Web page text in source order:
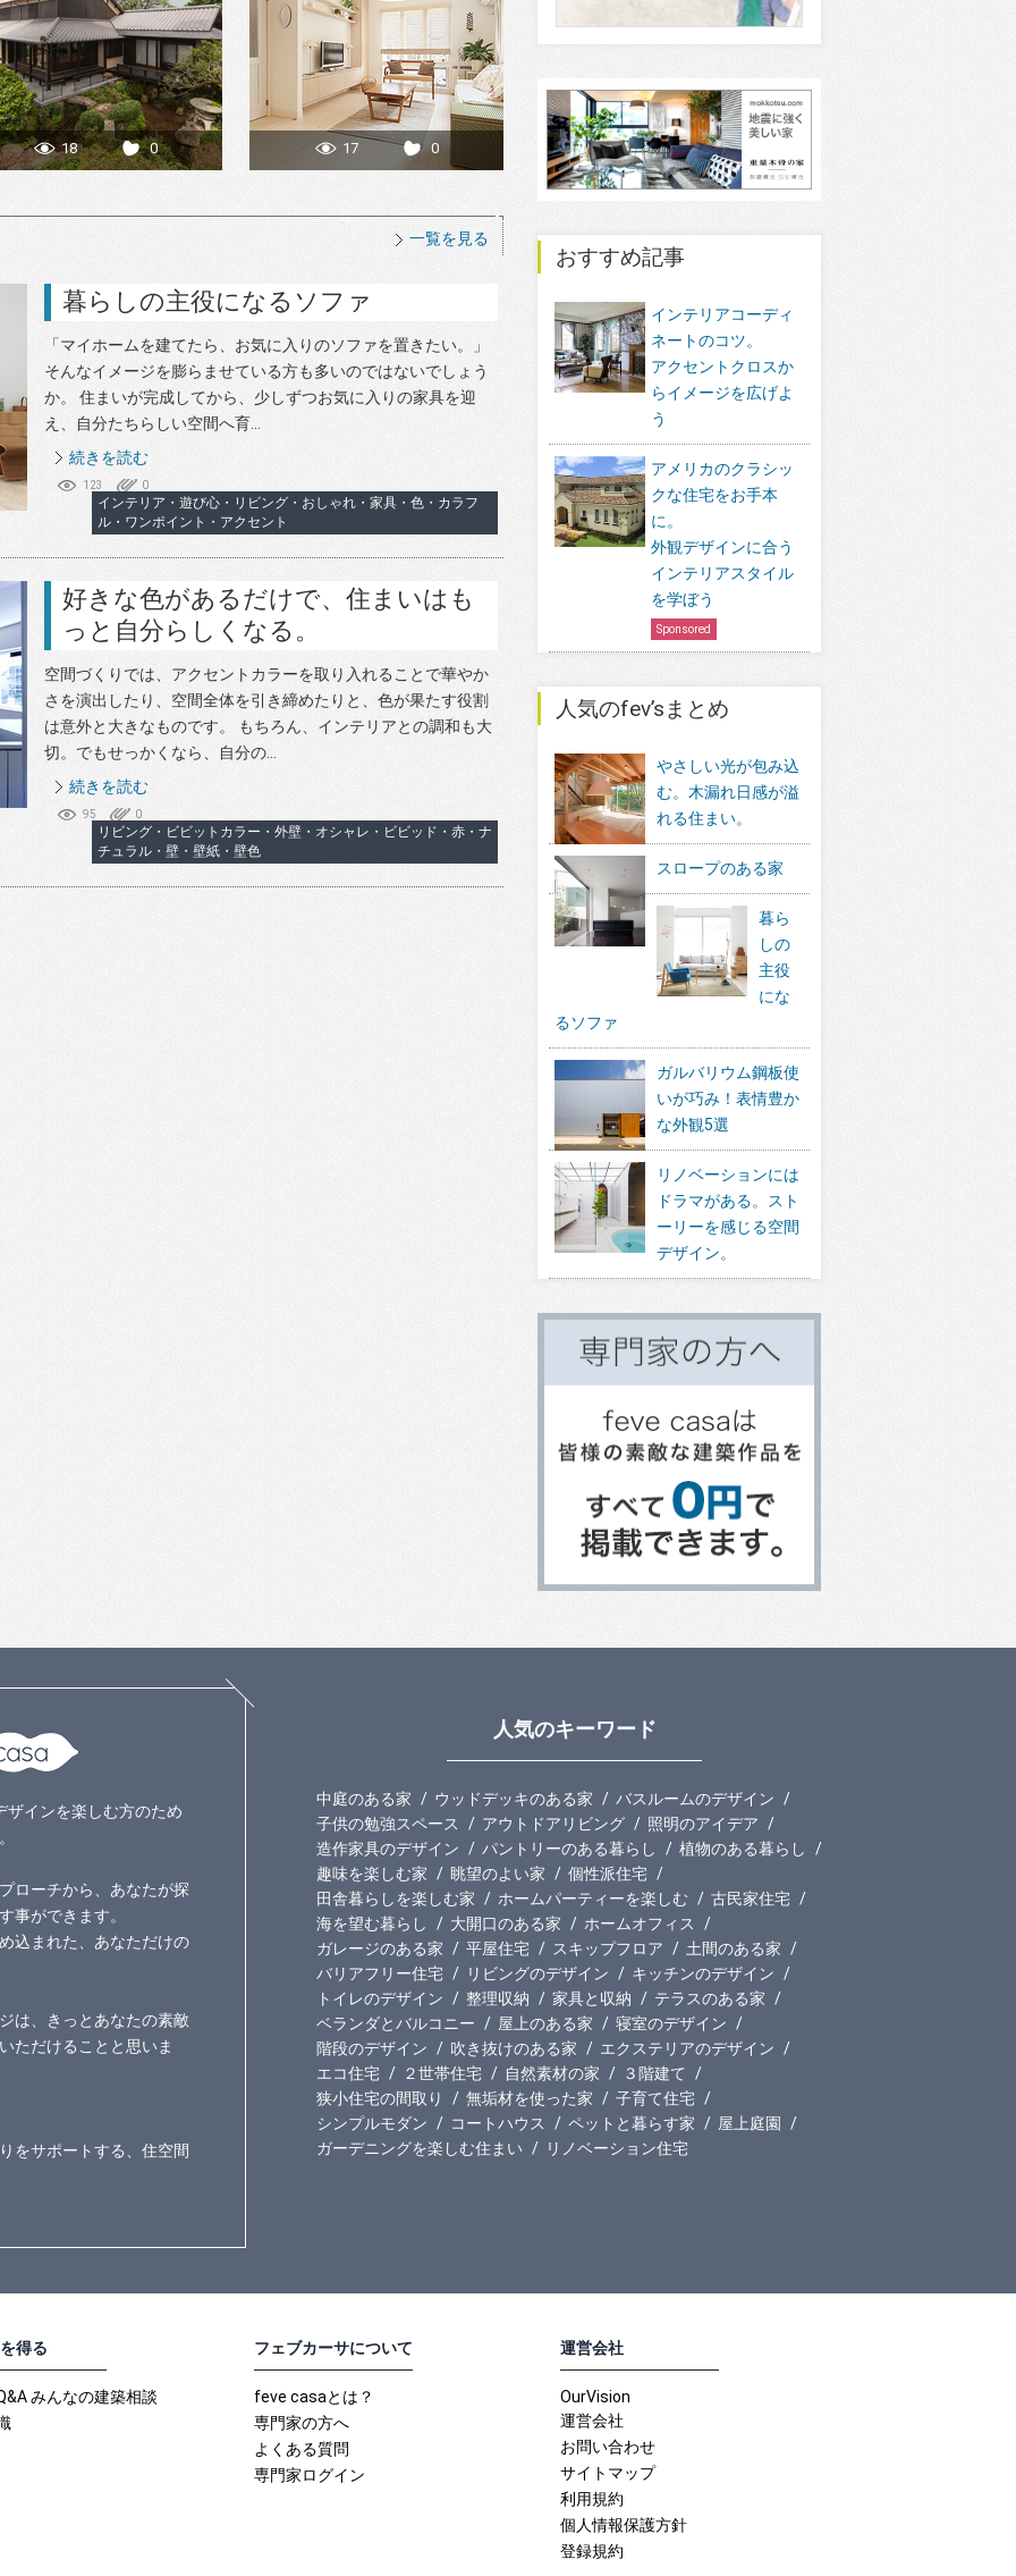
18 0 17 0
一覧を見る
暮らしの主役になるソファ
「マイホームを建てたら、お気に入りのソファを置きたい。」
そんなイメージを膨らませている方も多いのではないでしょう
か。 住まいが完成してから、少しずつお気に入りの家具を迎
え、自分たちらしい空間へ育...
続きを読む
123 0
インテリア・遊び心・リビング・おしゃれ・家具・色・カラフ
ル・ワンポイント・アクセント
好きな色があるだけで、住まいはも
っと自分らしくなる。
空間づくりでは、アクセントカラーを取り入れることで華やか
さを演出したり、空間全体を引き締めたりと、色が果たす役割
は意外と大きなものです。 もちろん、インテリアとの調和も大
切。でもせっかくなら、自分の...
続きを読む
95 0
リビング・ビビットカラー・外壁・オシャレ・ビビッド・赤・ナ
チュラル・壁・壁紙・壁色
おすすめ記事
インテリアコーディ
ネートのコツ。
アクセントクロスか
らイメージを広げよ
う
アメリカのクラシッ
クな住宅をお手本
に。
外観デザインに合う
インテリアスタイル
を学ぼう
Sponsored
人気のfev’sまとめ
やさしい光が包み込
む。木漏れ日感が溢
れる住まい。
スロープのある家
暮ら
しの
主役
にな
るソファ
ガルバリウム鋼板使
いが巧み！表情豊か
な外観5選
リノベーションには
ドラマがある。スト
ーリーを感じる空間
デザイン。
インを楽しむ方のため
ローチから、あなたが探
事ができます。
込まれた、あなただけの
は、きっとあなたの素敵
ただけることと思いま
をサポートする、住空間
人気のキーワード
中庭のある家 ウッドデッキのある家
バスルームのデザイン
子供の勉強スペース
アウトドアリビング
照明のアイデア
造作家具のデザイン
パントリーのある暮らし
植物のある暮らし
趣味を楽しむ家
眺望のよい家
個性派住宅
田舎暮らしを楽しむ家
ホームパーティーを楽しむ
古民家住宅
海を望む暮らし
大開口のある家
ホームオフィス
ガレージのある家
平屋住宅 スキップフロア
土間のある家
バリアフリー住宅
リビングのデザイン
キッチンのデザイン
トイレのデザイン
整理収納 家具と収納
テラスのある家
ベランダとバルコニー
屋上のある家
寝室のデザイン
階段のデザイン
吹き抜けのある家
エクステリアのデザイン
エコ住宅
２世帯住宅 自然素材の家
３階建て
狭小住宅の間取り
無垢材を使った家
子育て住宅
シンプルモダン
コートハウス ペットと暮らす家
屋上庭園
ガーデニングを楽しむ住まい
リノベーション住宅
得る
みんなの建築相談
フェブカーサについて
feve casaとは？
専門家の方へ
よくある質問
専門家ログイン
運営会社
OurVision
運営会社
お問い合わせ
サイトマップ
利用規約
個人情報保護方針
登録規約